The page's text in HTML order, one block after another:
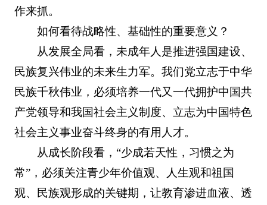
作来抓。
如何看待战略性、基础性的重要意义？
从发展全局看，未成年人是推进强国建设、
民族复兴伟业的未来生力军。我们党立志于中华
民族千秋伟业，必须培养一代又一代拥护中国共
产党领导和我国社会主义制度、立志为中国特色
社会主义事业奋斗终身的有用人才。
从成长阶段看，“少成若天性，习惯之为
常”，必须关注青少年价值观、人生观和祖国
观、民族观形成的关键期，让教育渗进血液、透